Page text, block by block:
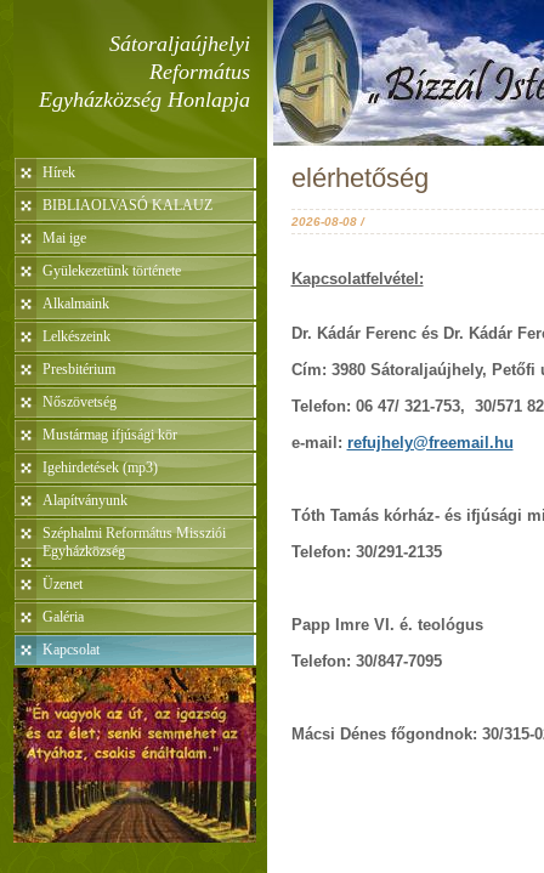
Sátoraljaújhelyi
Református
Egyházközség Honlapja
Hírek
BIBLIAOLVASÓ KALAUZ
Mai ige
Gyülekezetünk története
Alkalmaink
Lelkészeink
Presbitérium
Nőszövetség
Mustármag ifjúsági kör
Igehirdetések (mp3)
Alapítványunk
Széphalmi Református Missziói
Egyházközség
Üzenet
Galéria
Kapcsolat
elérhetőség
2026-08-08 /
Kapcsolatfelvétel:
Dr. Kádár Ferenc és Dr. Kádár
Cím: 3980 Sátoraljaújhely, Petőfi
Telefon: 06 47/ 321-753, 30/571
e-mail: refujhely@freemail.hu
Tóth Tamás kórház- és ifjúsági
Telefon: 30/291-2135
Papp Imre VI. é. teológus
Telefon: 30/847-7095
Mácsi Dénes főgondnok: 30/315-